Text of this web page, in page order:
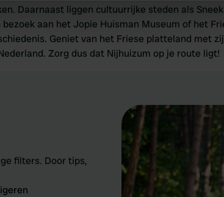
and ads, to provide social media features
site with our social media, advertising and
to them or that they’ve collected from your
Daarnaast liggen cultuurrijke steden als
aan het Jopie Huisman Museum of het
Geniet van het Friese platteland met
Zorg dus dat Nijhuizum op je route ligt!
filters. Door tips,